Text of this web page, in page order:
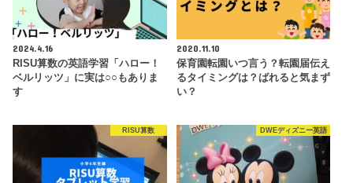
2024.4.16
RISU算数の英語学習「ハロー！
ベルリッツ」に実は○○もありま
す
2020.11.10
保育園転園いつ言う？転園届伝え
るタイミングは？ばれると気まず
い？
RISU算数 DWEディズニー英語